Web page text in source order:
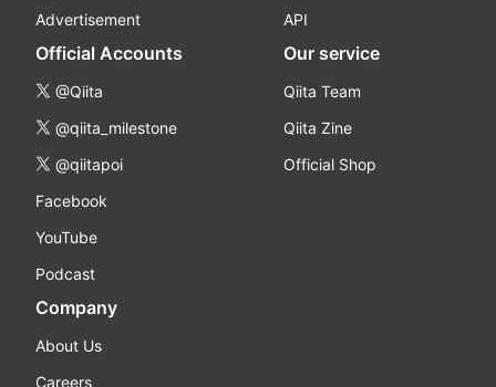
Advertisement
API
Official Accounts
@Qiita
@qiita_milestone
@qiitapoi
Facebook
YouTube
Podcast
Our service
Qiita Team
Qiita Zine
Official Shop
Company
About Us
Careers